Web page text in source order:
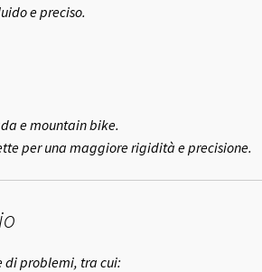
e preciso.
e mountain bike.
per una maggiore rigidità e precisione.
di problemi, tra cui: